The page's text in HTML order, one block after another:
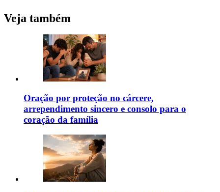
Veja também
Oração por proteção no cárcere,
arrependimento sincero e consolo para o
coração da família